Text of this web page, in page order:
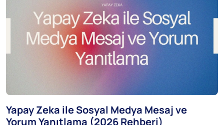
Yapay Zeka ile Sosyal Medya Mesaj ve
Yorum Yanıtlama (2026 Rehberi)